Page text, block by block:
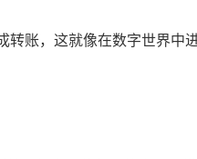
账，这就像在数字世界中